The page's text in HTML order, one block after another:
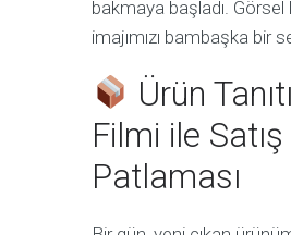
bakmaya başladı. Görsel
imajımızı bambaşka bir
Ürün
Filmi ile Satış
Patlaması